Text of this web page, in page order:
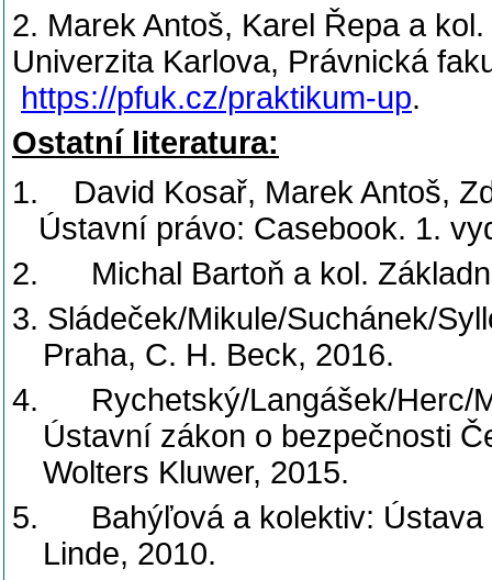
2. Marek Antoš, Karel Řepa a
Univerzita Karlova, Právnická
https://pfuk.cz/praktikum-up.
Ostatní literatura:
1.
David Kosař, Marek Antoš,
Ústavní právo: Casebook. 1.
2.
Michal Bartoň a kol.
3. Sládeček/Mikule/Suchánek/
Praha, C. H. Beck, 2016.
4.
Rychetský/Langášek/Herc/
Ústavní zákon o bezpečnosti
Wolters Kluwer, 2015.
5.
Bahýľová a kolektiv:
Linde, 2010.